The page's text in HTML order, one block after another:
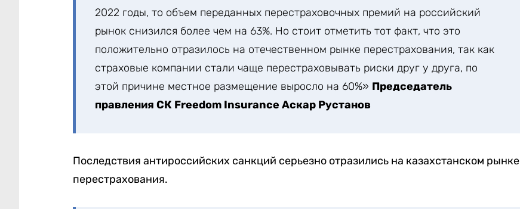
2022 годы, то объем переданных перестраховочных премий на российский
рынок снизился более чем на 63%. Но стоит отметить тот факт, что это
положительно отразилось на отечественном рынке перестрахования, так как
страховые компании стали чаще перестраховывать риски друг у друга, по
этой причине местное размещение выросло на 60%» Председатель
правления СК Freedom Insurance Аскар Рустанов
Последствия антироссийских санкций серьезно отразились на казахстанском рынке
перестрахования.